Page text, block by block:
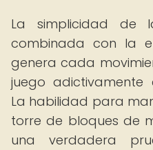
La simplicidad de
combinada con la
genera cada
juego adictivamente
La habilidad para
torre de bloques de
una verdadera